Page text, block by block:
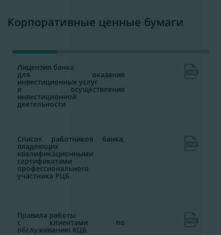
Корпоративные ценные бумаги
Лицензия банка
для оказания
инвестиционных услуг
и осуществления
инвестиционной
деятельности
Список работников банка,
владеющих
квалификационными
сертификатами
профессионального
участника РЦБ
Правила работы
с клиентами по
обслуживанию КЦБ